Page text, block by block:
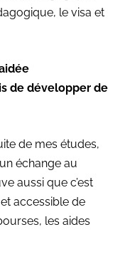
le visa et
de développer de
de mes études,
échange au
aussi que c’est
accessible de
les aides